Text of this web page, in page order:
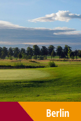
Berlin